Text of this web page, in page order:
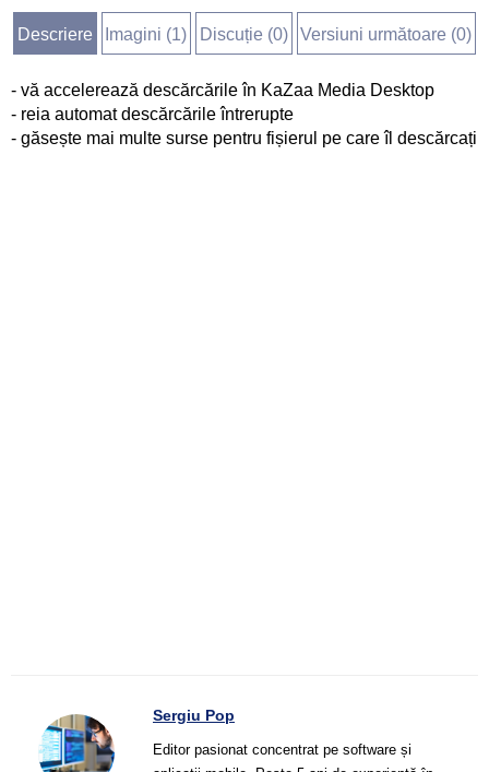
Descriere Imagini (1) Discuție (0) Versiuni următoare (0)
- vă accelerează descărcările în KaZaa Media Desktop
- reia automat descărcările întrerupte
- găsește mai multe surse pentru fișierul pe care îl descărcați
Sergiu Pop
Editor pasionat concentrat pe software și